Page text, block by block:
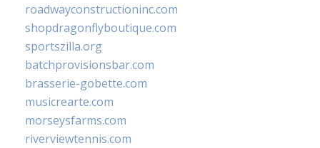
roadwayconstructioninc.com
shopdragonflyboutique.com
sportszilla.org
batchprovisionsbar.com
brasserie-gobette.com
musicrearte.com
morseysfarms.com
riverviewtennis.com